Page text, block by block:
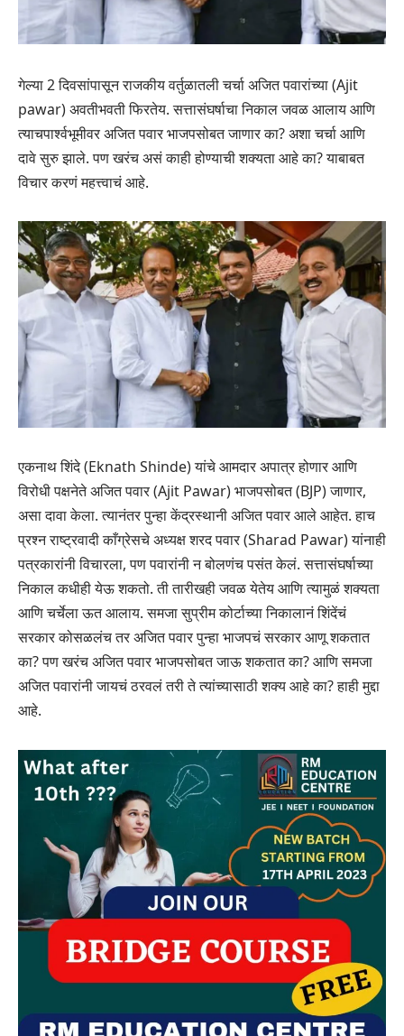
गेल्या 2 दिवसांपासून राजकीय वर्तुळातली चर्चा अजित पवारांच्या (Ajit
pawar) अवतीभवती फिरतेय. सत्तासंघर्षाचा निकाल जवळ आलाय आणि
त्याचपार्श्वभूमीवर अजित पवार भाजपसोबत जाणार का? अशा चर्चा आणि
दावे सुरु झाले. पण खरंच असं काही होण्याची शक्यता आहे का? याबाबत
विचार करणं महत्त्वाचं आहे.
एकनाथ शिंदे (Eknath Shinde) यांचे आमदार अपात्र होणार आणि
विरोधी पक्षनेते अजित पवार (Ajit Pawar) भाजपसोबत (BJP) जाणार,
असा दावा केला. त्यानंतर पुन्हा केंद्रस्थानी अजित पवार आले आहेत. हाच
प्रश्न राष्ट्रवादी काँग्रेसचे अध्यक्ष शरद पवार (Sharad Pawar) यांनाही
पत्रकारांनी विचारला, पण पवारांनी न बोलणंच पसंत केलं. सत्तासंघर्षाच्या
निकाल कधीही येऊ शकतो. ती तारीखही जवळ येतेय आणि त्यामुळं शक्यता
आणि चर्चेला ऊत आलाय. समजा सुप्रीम कोर्टाच्या निकालानं शिंदेंचं
सरकार कोसळलंच तर अजित पवार पुन्हा भाजपचं सरकार आणू शकतात
का? पण खरंच अजित पवार भाजपसोबत जाऊ शकतात का? आणि समजा
अजित पवारांनी जायचं ठरवलं तरी ते त्यांच्यासाठी शक्य आहे का? हाही मुद्दा
आहे.